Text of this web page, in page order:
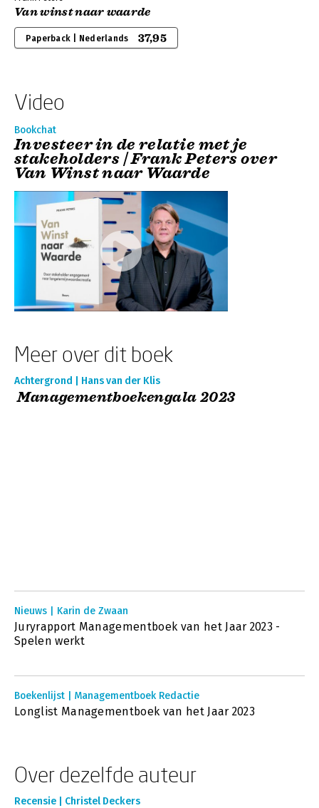
Van winst naar waarde
Paperback | Nederlands 37,95
Video
Bookchat
Investeer in de relatie met je
stakeholders | Frank Peters over
Van Winst naar Waarde
Meer over dit boek
Achtergrond | Hans van der Klis
Managementboekengala 2023
Nieuws | Karin de Zwaan
Juryrapport Managementboek van het Jaar 2023 -
Spelen werkt
Boekenlijst | Managementboek Redactie
Longlist Managementboek van het Jaar 2023
Over dezelfde auteur
Recensie | Christel Deckers